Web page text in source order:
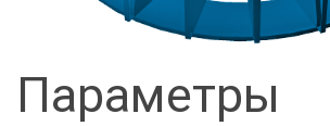
Параметры